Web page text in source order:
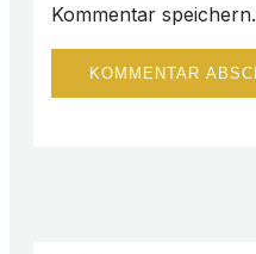
Kommentar speichern.